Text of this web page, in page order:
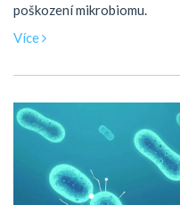
poškození mikrobiomu.
Více